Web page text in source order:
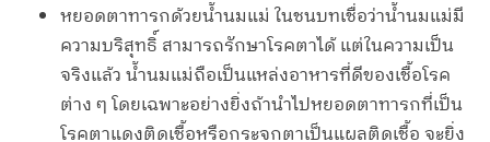
หยอดตาทารกด้วยน้ำนมแม่ ในชนบทเชื่อว่าน้ำนมแม่มี
ความบริสุทธิ์ สามารถรักษาโรคตาได้ แต่ในความเป็น
จริงแล้ว น้ำนมแม่ถือเป็นแหล่งอาหารที่ดีของเชื้อโรค
ต่าง ๆ โดยเฉพาะอย่างยิ่งถ้านำไปหยอดตาทารกที่เป็น
โรคตาแดงติดเชื้อหรือกระจกตาเป็นแผลติดเชื้อ จะยิ่ง